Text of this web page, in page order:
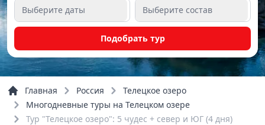
Выберите даты Выберите состав
Подобрать тур
Главная Россия
Телецкое озеро
Многодневные туры на Телецком озере
Тур "Телецкое озеро": 5 чудес + север и ЮГ (4 дня)